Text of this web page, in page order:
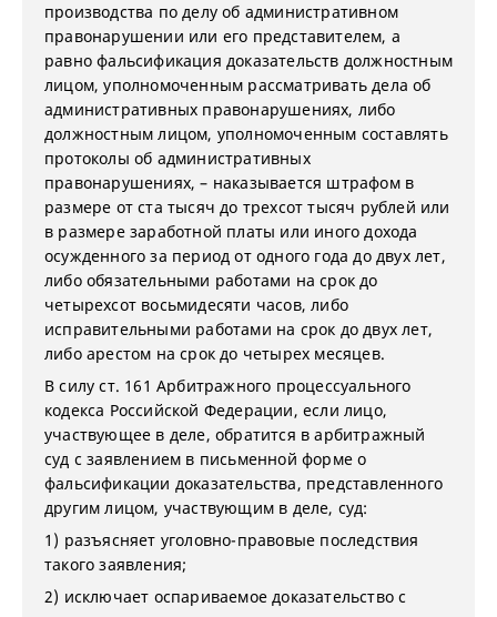
производства по делу об административном
правонарушении или его представителем, а
равно фальсификация доказательств должностным
лицом, уполномоченным рассматривать дела об
административных правонарушениях, либо
должностным лицом, уполномоченным составлять
протоколы об административных
правонарушениях, – наказывается штрафом в
размере от ста тысяч до трехсот тысяч рублей или
в размере заработной платы или иного дохода
осужденного за период от одного года до двух лет,
либо обязательными работами на срок до
четырехсот восьмидесяти часов, либо
исправительными работами на срок до двух лет,
либо арестом на срок до четырех месяцев.
В силу ст. 161 Арбитражного процессуального
кодекса Российской Федерации, если лицо,
участвующее в деле, обратится в арбитражный
суд с заявлением в письменной форме о
фальсификации доказательства, представленного
другим лицом, участвующим в деле, суд:
1) разъясняет уголовно-правовые последствия
такого заявления;
2) исключает оспариваемое доказательство с